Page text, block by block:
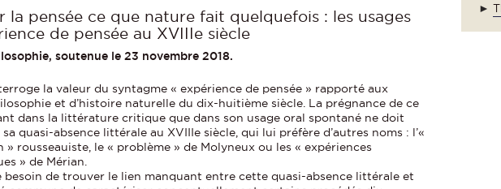
la pensée ce que nature fait quelquefois : les usages
de pensée au XVIIIe siècle
soutenue le 23 novembre 2018.
la valeur du syntagme « expérience de pensée » rapporté aux
et d’histoire naturelle du dix-huitième siècle. La prégnance de ce
dans la littérature critique que dans son usage oral spontané ne doit
quasi-absence littérale au XVIIIe siècle, qui lui préfère d’autres noms : l’«
» rousseauiste, le « problème » de Molyneux ou les « expériences
» de Mérian.
besoin de trouver le lien manquant entre cette quasi-absence littérale et
►